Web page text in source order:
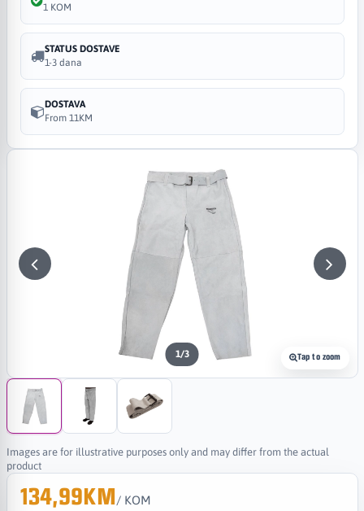
Tap to zoom
1/3
Images are for illustrative purposes only and may differ from the actual
product
1 KOM
STATUS DOSTAVE
1-3 dana
DOSTAVA
From 11KM
134,99KM/ KOM